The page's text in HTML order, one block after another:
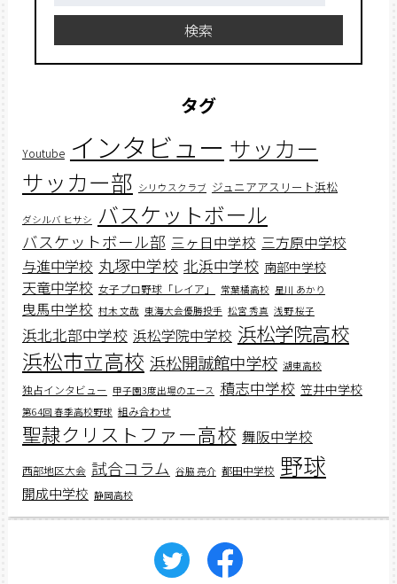
検索
タグ
Youtube インタビュー サッカー
サッカー部 シリウスクラブ ジュニアアスリート浜松
ダシルバ ヒサシ バスケットボール
バスケットボール部 三ヶ日中学校 三方原中学校
与進中学校 丸塚中学校 北浜中学校 南部中学校
天竜中学校 女子プロ野球「レイア」 常葉橘高校 星川 あかり
曳馬中学校 村木 文哉 東海大会優勝投手 松宮 秀真 浅野 桜子
浜北北部中学校 浜松学院中学校 浜松学院高校
浜松市立高校 浜松開誠館中学校 湖東高校
独占インタビュー 甲子園3度出場のエース 積志中学校 笠井中学校
第64回 春季高校野球 組み合わせ
聖隷クリストファー高校 舞阪中学校
西部地区大会 試合コラム 谷脇 亮介 都田中学校 野球
開成中学校 静岡高校